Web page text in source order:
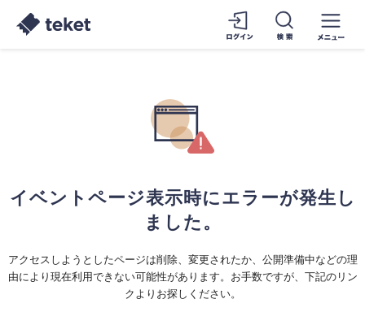
イベントページ表示時にエラーが発生し
ました。
アクセスしようとしたページは削除、変更されたか、公開準備中などの理
由により現在利用できない可能性があります。お手数ですが、下記のリン
クよりお探しください。